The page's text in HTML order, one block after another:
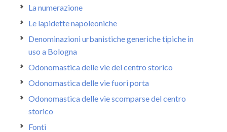
La numerazione
Le lapidette napoleoniche
Denominazioni urbanistiche generiche tipiche in
uso a Bologna
Odonomastica delle vie del centro storico
Odonomastica delle vie fuori porta
Odonomastica delle vie scomparse del centro
storico
Fonti